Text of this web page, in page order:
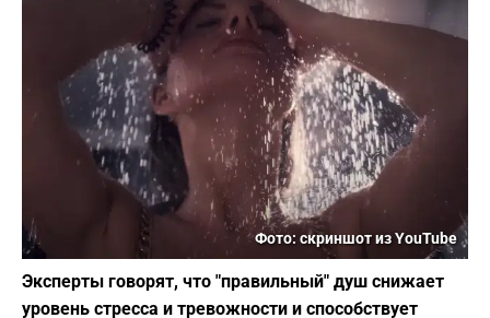
Фото: скриншот из YouTube
Эксперты говорят, что "правильный" душ снижает
уровень стресса и тревожности и способствует